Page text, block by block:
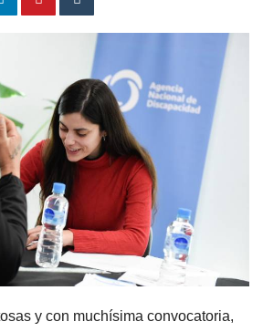
y con muchísima convocatoria,